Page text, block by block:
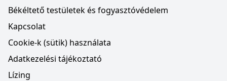
Békéltető testületek és fogyasztóvédelem
Kapcsolat
Cookie-k (sütik) használata
Adatkezelési tájékoztató
Lízing